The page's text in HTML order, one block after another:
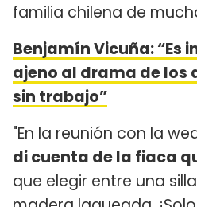
familia chilena de
Benjamín Vicuña: “Es
ajeno al drama de los
sin trabajo”
"En la reunión con la
di cuenta de la fiaca
que elegir entre una